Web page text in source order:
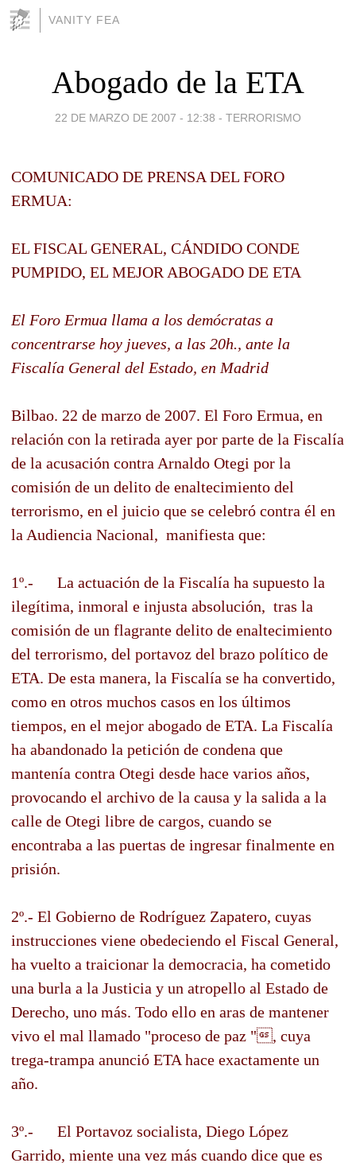
VANITY FEA
Abogado de la ETA
22 DE MARZO DE 2007 - 12:38 - TERRORISMO
COMUNICADO DE PRENSA DEL FORO
ERMUA:
EL FISCAL GENERAL, CÁNDIDO CONDE
PUMPIDO, EL MEJOR ABOGADO DE ETA
El Foro Ermua llama a los demócratas a
concentrarse hoy jueves, a las 20h., ante la
Fiscalía General del Estado, en Madrid
Bilbao. 22 de marzo de 2007. El Foro Ermua, en
relación con la retirada ayer por parte de la Fiscalía
de la acusación contra Arnaldo Otegi por la
comisión de un delito de enaltecimiento del
terrorismo, en el juicio que se celebró contra él en
la Audiencia Nacional, manifiesta que:
1º.- La actuación de la Fiscalía ha supuesto la
ilegítima, inmoral e injusta absolución, tras la
comisión de un flagrante delito de enaltecimiento
del terrorismo, del portavoz del brazo político de
ETA. De esta manera, la Fiscalía se ha convertido,
como en otros muchos casos en los últimos
tiempos, en el mejor abogado de ETA. La Fiscalía
ha abandonado la petición de condena que
mantenía contra Otegi desde hace varios años,
provocando el archivo de la causa y la salida a la
calle de Otegi libre de cargos, cuando se
encontraba a las puertas de ingresar finalmente en
prisión.
2º.- El Gobierno de Rodríguez Zapatero, cuyas
instrucciones viene obedeciendo el Fiscal General,
ha vuelto a traicionar la democracia, ha cometido
una burla a la Justicia y un atropello al Estado de
Derecho, uno más. Todo ello en aras de mantener
vivo el mal llamado "proceso de paz ", cuya
trega-trampa anunció ETA hace exactamente un
año.
3º.- El Portavoz socialista, Diego López
Garrido, miente una vez más cuando dice que es